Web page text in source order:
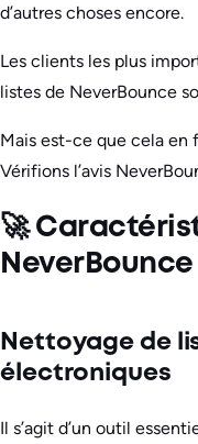
d’autres choses encore.
Les clients les plus
listes de NeverBounce
Mais est-ce que cela en
Vérifions l’avis
🚀
NeverBounce
Nettoyage de
électroniques
Il s’agit d’un outil